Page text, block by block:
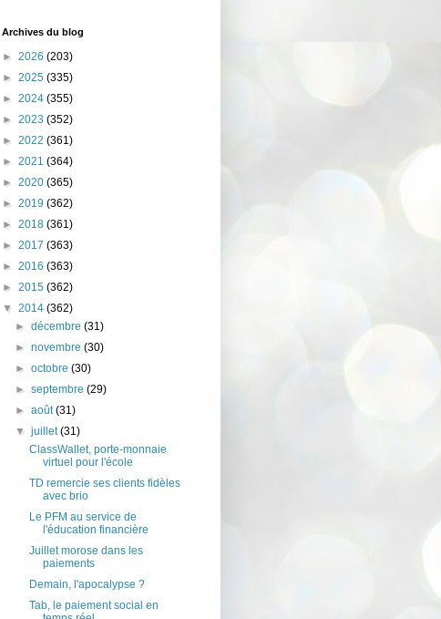
Archives du blog
► 2026 (203)
► 2025 (335)
► 2024 (355)
► 2023 (352)
► 2022 (361)
► 2021 (364)
► 2020 (365)
► 2019 (362)
► 2018 (361)
► 2017 (363)
► 2016 (363)
► 2015 (362)
▼ 2014 (362)
►décembre(31)
►novembre(30)
►octobre(30)
►septembre(29)
►août(31)
▼juillet(31)
ClassWallet, porte-monnaie
virtuel pour l'école
TD remercie ses clients fidèles
avec brio
Le PFM au service de
l'éducation financière
Juillet morose dans les
paiements
Demain, l'apocalypse ?
Tab, le paiement social en